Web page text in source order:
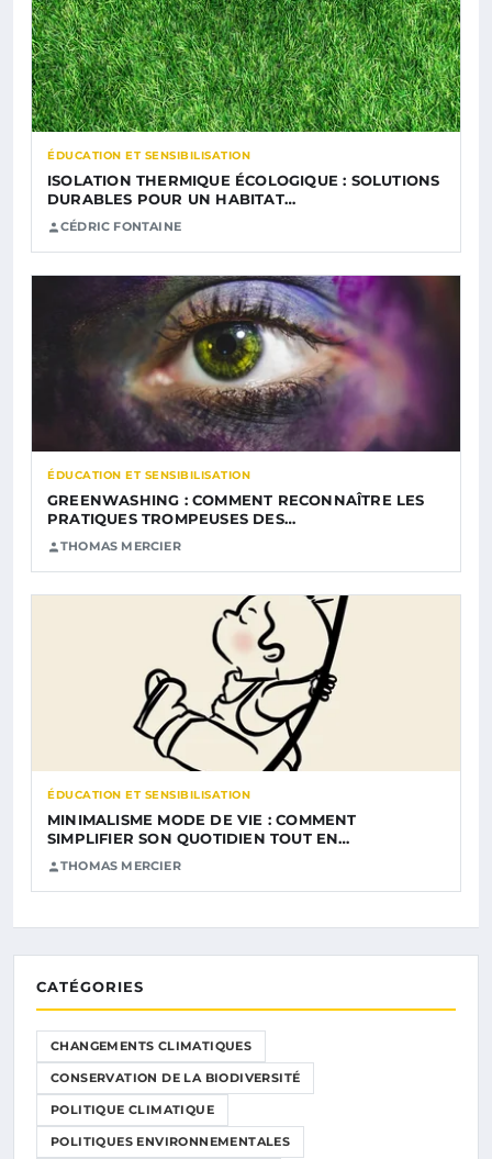
ÉDUCATION ET SENSIBILISATION
ISOLATION THERMIQUE ÉCOLOGIQUE : SOLUTIONS
DURABLES POUR UN HABITAT…
CÉDRIC FONTAINE
ÉDUCATION ET SENSIBILISATION
GREENWASHING : COMMENT RECONNAÎTRE LES
PRATIQUES TROMPEUSES DES…
THOMAS MERCIER
ÉDUCATION ET SENSIBILISATION
MINIMALISME MODE DE VIE : COMMENT
SIMPLIFIER SON QUOTIDIEN TOUT EN…
THOMAS MERCIER
CATÉGORIES
CHANGEMENTS CLIMATIQUES
CONSERVATION DE LA BIODIVERSITÉ
POLITIQUE CLIMATIQUE
POLITIQUES ENVIRONNEMENTALES